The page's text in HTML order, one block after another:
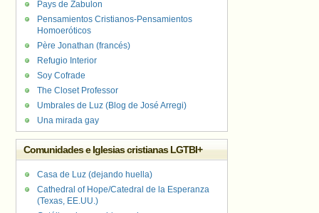
Pays de Zabulon
Pensamientos Cristianos-Pensamientos
Homoeróticos
Père Jonathan (francés)
Refugio Interior
Soy Cofrade
The Closet Professor
Umbrales de Luz (Blog de José Arregi)
Una mirada gay
Comunidades e Iglesias cristianas LGTBI+
Casa de Luz (dejando huella)
Cathedral of Hope/Catedral de la Esperanza
(Texas, EE.UU.)